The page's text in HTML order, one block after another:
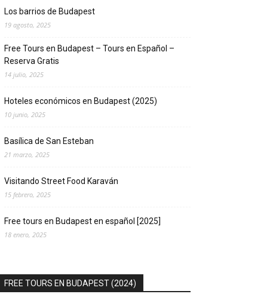
Los barrios de Budapest
19 agosto, 2025
Free Tours en Budapest – Tours en Español –
Reserva Gratis
14 julio, 2025
Hoteles económicos en Budapest (2025)
10 junio, 2025
Basílica de San Esteban
21 marzo, 2025
Visitando Street Food Karaván
15 febrero, 2025
Free tours en Budapest en español [2025]
18 enero, 2025
FREE TOURS EN BUDAPEST (2024)